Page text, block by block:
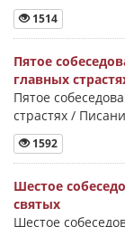
1514
Пятое
главных
Пятое
страстях /
1592
Шестое
святых
Шестое